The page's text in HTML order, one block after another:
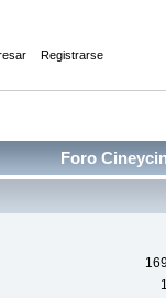
Registrarse
Foro